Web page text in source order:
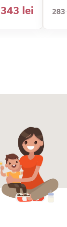
343 lei 283